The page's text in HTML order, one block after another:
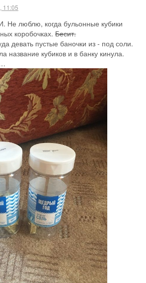
11:05
Не люблю, когда бульонные кубики
коробочках. Бесит.
девать пустые баночки из - под соли.
название кубиков и в банку кинула.